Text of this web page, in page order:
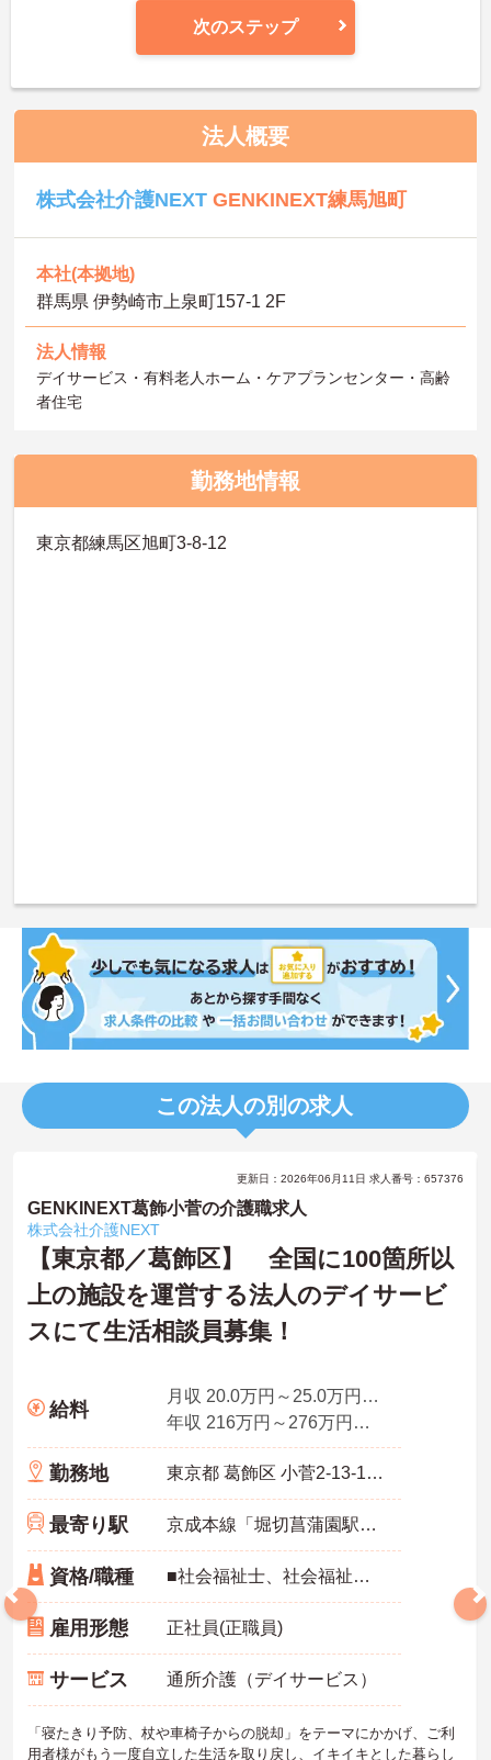
次のステップ
法人概要
株式会社介護NEXTGENKINEXT練馬旭町
本社(本拠地)
群馬県 伊勢崎市上泉町157-1 2F
法人情報
デイサービス・有料老人ホーム・ケアプランセンター・高齢
者住宅
勤務地情報
東京都練馬区旭町3-8-12
この法人の別の求人
更新日：2026年06月11日 求人番号：657376
GENKINEXT葛飾小菅の介護職求人
株式会社介護NEXT
【東京都／葛飾区】 全国に100箇所以
上の施設を運営する法人のデイサービ
スにて生活相談員募集！
給料
月収 20.0万円～25.0万円程度（諸手当込み）※経験者モデル
年収 216万円～276万円程度（諸手当別途支給）
勤務地 東京都 葛飾区 小菅2-13-14ドーミー綾瀬Ⅱ1F
最寄り駅 京成本線「堀切菖蒲園駅」徒歩10分
資格/職種 ■社会福祉士、社会福祉主事、精神保健福祉士・介護福祉士・介護支援専門員 ※地域によって条件が異なります。 ■普通自動車免許（AT限定可） ※未経験可、ブランク可
雇用形態 正社員(正職員)
サービス 通所介護（デイサービス）
「寝たきり予防、杖や車椅子からの脱却」をテーマにかかげ、ご利
用者様がもう一度自立した生活を取り戻し、イキイキとした暮らし